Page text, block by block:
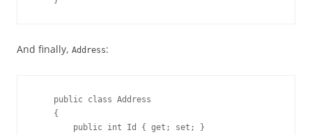
And finally, Address:
    public class Address
    {
        public int Id { get; set; }